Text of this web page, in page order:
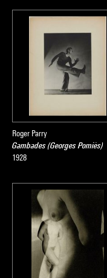
Roger Parry
Gambades (Georges Pomiès)
1928